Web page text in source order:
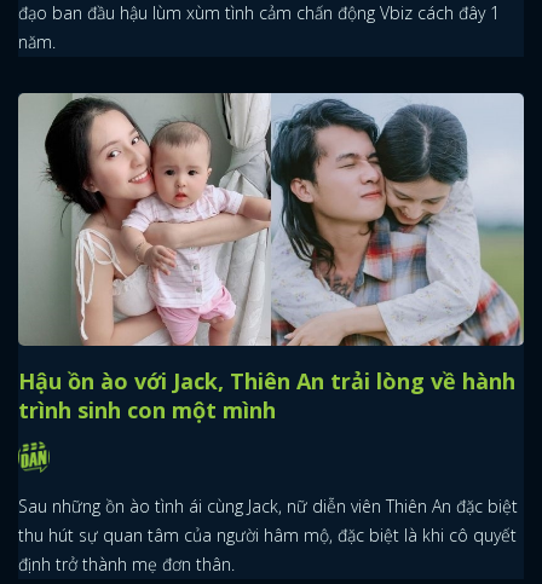
đạo ban đầu hậu lùm xùm tình cảm chấn động Vbiz cách đây 1
năm.
Hậu ồn ào với Jack, Thiên An trải lòng về hành
trình sinh con một mình
Sau những ồn ào tình ái cùng Jack, nữ diễn viên Thiên An đặc biệt
thu hút sự quan tâm của người hâm mộ, đặc biệt là khi cô quyết
định trở thành mẹ đơn thân.